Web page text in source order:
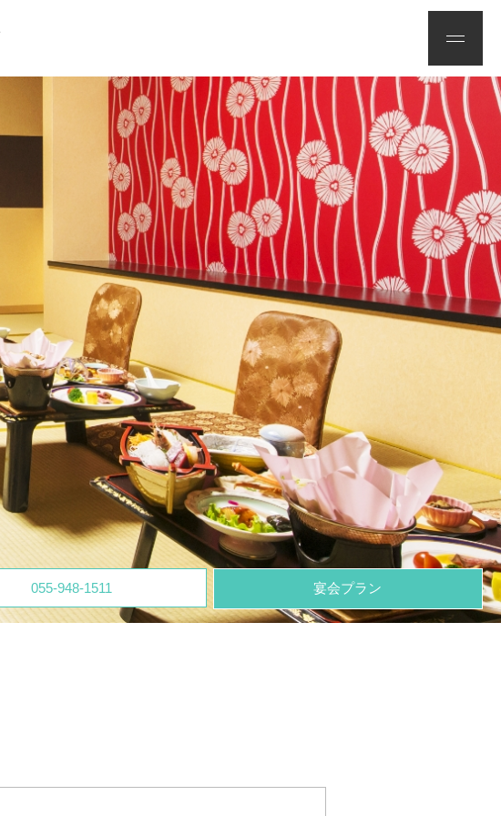
055-948-1511 宴会プラン